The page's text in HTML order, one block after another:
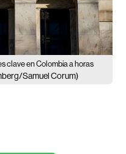
clave en Colombia a horas
Samuel Corum)